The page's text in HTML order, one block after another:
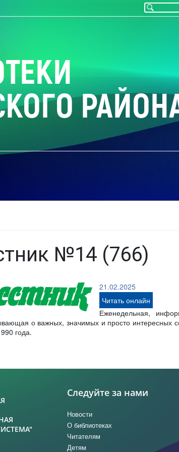
№14 (766)
21.02.2025
Читать онлайн
Еженедельная,
о важных, значимых и просто интересных
года.
Следуйте за нами
Новости
О библиотеках
Читателям
Детям